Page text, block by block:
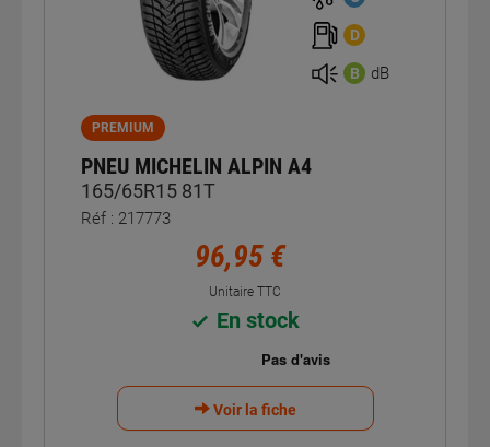
D
B dB
PREMIUM
PNEU MICHELIN ALPIN A4
165/65R15 81T
Réf : 217773
96,95 €
Unitaire TTC
En stock
Voir la fiche